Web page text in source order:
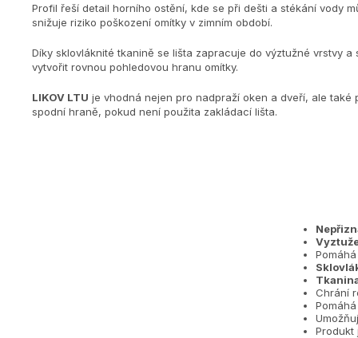
Profil řeší detail horního ostění, kde se při dešti a stékání vody
snižuje riziko poškození omítky v zimním období.
Díky sklovláknité tkanině se lišta zapracuje do výztužné vrstvy
vytvořit rovnou pohledovou hranu omítky.
LIKOV LTU je vhodná nejen pro nadpraží oken a dveří, ale
spodní hraně, pokud není použita zakládací lišta.
Chrání